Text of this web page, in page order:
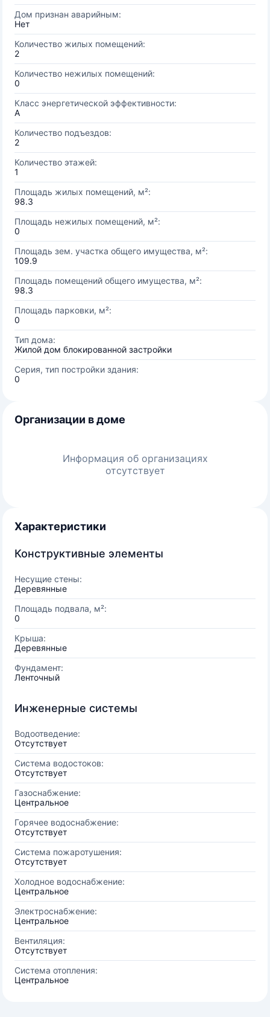
Дом признан аварийным:
Нет
Количество жилых помещений:
2
Количество нежилых помещений:
0
Класс энергетической эффективности:
A
Количество подъездов:
2
Количество этажей:
1
Площадь жилых помещений, м²:
98.3
Площадь нежилых помещений, м²:
0
Площадь зем. участка общего имущества, м²:
109.9
Площадь помещений общего имущества, м²:
98.3
Площадь парковки, м²:
0
Тип дома:
Жилой дом блокированной застройки
Серия, тип постройки здания:
0
Организации в доме
Информация об организациях
отсутствует
Характеристики
Конструктивные элементы
Несущие стены:
Деревянные
Площадь подвала, м²:
0
Крыша:
Деревянные
Фундамент:
Ленточный
Инженерные системы
Водоотведение:
Отсутствует
Система водостоков:
Отсутствует
Газоснабжение:
Центральное
Горячее водоснабжение:
Отсутствует
Система пожаротушения:
Отсутствует
Холодное водоснабжение:
Центральное
Электроснабжение:
Центральное
Вентиляция:
Отсутствует
Система отопления:
Центральное